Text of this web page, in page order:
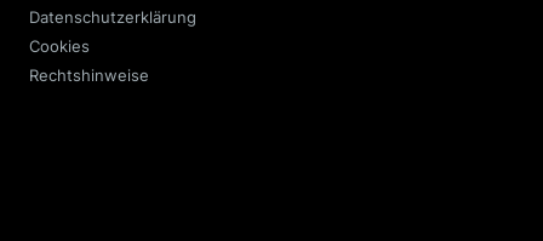
Datenschutzerklärung
Cookies
Rechtshinweise